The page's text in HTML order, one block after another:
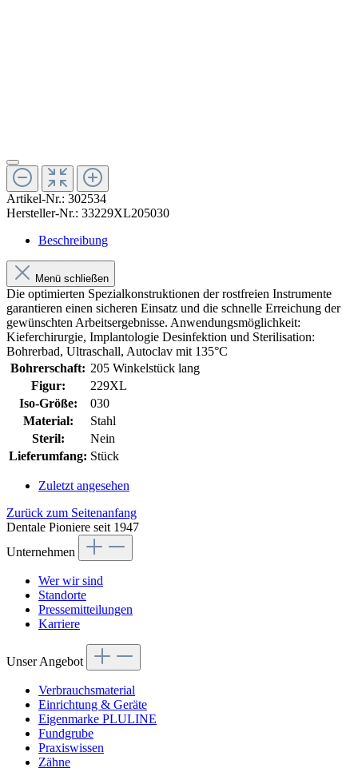
Artikel-Nr.: 302534
Hersteller-Nr.: 33229XL205030
Beschreibung
Menü schließen
Die optimierten Spezialkonstruktionen der rostfreien Instrumente
garantieren einen sicheren Einsatz und die schnelle Erreichung der
gewünschten Arbeitsergebnisse. Anwendungsmöglichkeit:
Kieferchirurgie, Implantologie Desinfektion und Sterilisation:
Bohrerbad, Ultraschall, Autoclav mit 135°C
Bohrerschaft: 205 Winkelstück lang
Figur:
229XL
Iso-Größe:
030
Material:
Stahl
Steril:
Nein
Lieferumfang: Stück
Zuletzt angesehen
Zurück zum Seitenanfang
Dentale Pioniere seit 1947
Unternehmen
Wer wir sind
Standorte
Pressemitteilungen
Karriere
Unser Angebot
Verbrauchsmaterial
Einrichtung & Geräte
Eigenmarke PLULINE
Fundgrube
Praxiswissen
Zähne